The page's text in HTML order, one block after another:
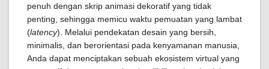
penuh dengan skrip animasi dekoratif yang tidak
penting, sehingga memicu waktu pemuatan yang lambat
(latency). Melalui pendekatan desain yang bersih,
minimalis, dan berorientasi pada kenyamanan manusia,
Anda dapat menciptakan sebuah ekosistem virtual yang